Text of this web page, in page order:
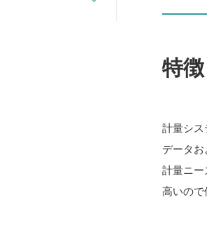
特
計量シス
データ
計量ニー
高いので